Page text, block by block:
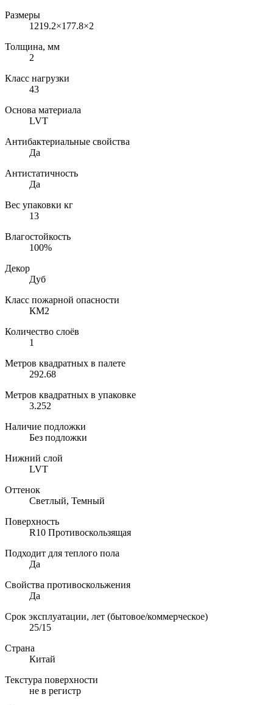
Размеры
1219.2×177.8×2
Толщина, мм
2
Класс нагрузки
43
Основа материала
LVT
Антибактериальные свойства
Да
Антистатичность
Да
Вес упаковки кг
13
Влагостойкость
100%
Декор
Дуб
Класс пожарной опасности
КМ2
Количество слоёв
1
Метров квадратных в палете
292.68
Метров квадратных в упаковке
3.252
Наличие подложки
Без подложки
Нижний слой
LVT
Оттенок
Светлый, Темный
Поверхность
R10 Противоскользящая
Подходит для теплого пола
Да
Свойства противоскольжения
Да
Срок эксплуатации, лет (бытовое/коммерческое)
25/15
Страна
Китай
Текстура поверхности
не в регистр